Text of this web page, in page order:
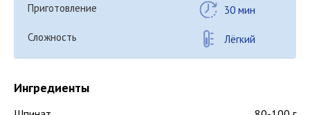
Приготовление 30 мин
Сложность Лёгкий
Ингредиенты